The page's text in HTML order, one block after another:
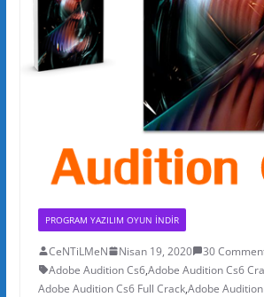
PROGRAM YAZILIM OYUN INDIR
CeNTiLMeN Nisan 19, 2020
30
Adobe Audition Cs6,Adobe Audition Cs6
Adobe Audition Cs6 Full Crack,Adobe